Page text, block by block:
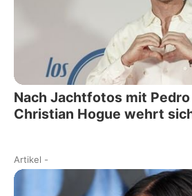
Nach Jachtfotos mit Pedro
Christian Hogue wehrt
Artikel -